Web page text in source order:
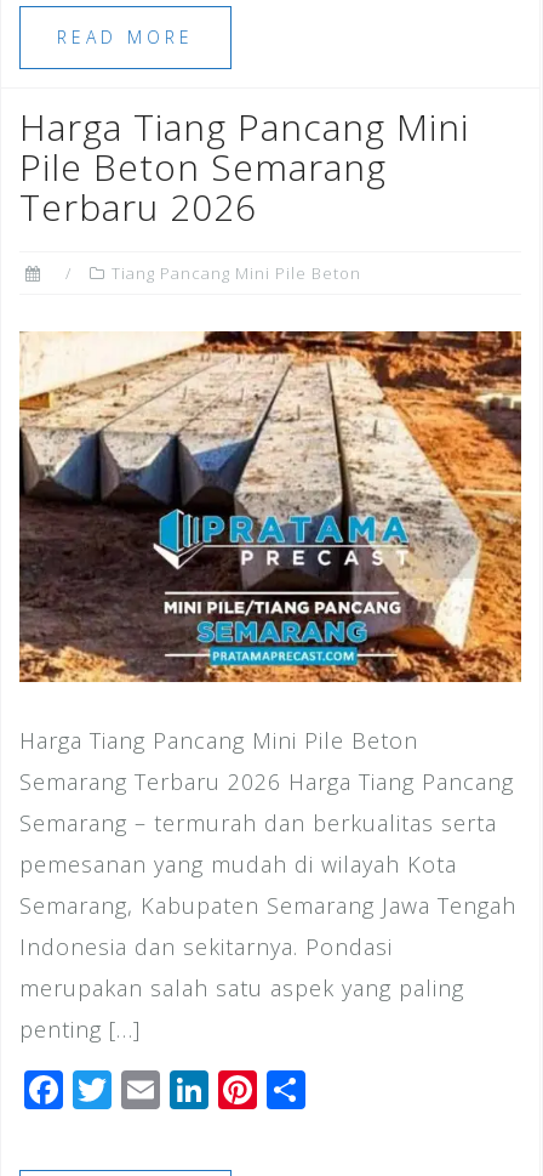
e
b
o
o
k
e
r
l
dI
n st
READ MORE
Harga Tiang Pancang Mini
Pile Beton Semarang
Terbaru 2026
Tiang Pancang Mini Pile Beton
Harga Tiang Pancang Mini Pile Beton
Semarang Terbaru 2026 Harga Tiang Pancang
Semarang – termurah dan berkualitas serta
pemesanan yang mudah di wilayah Kota
Semarang, Kabupaten Semarang Jawa Tengah
Indonesia dan sekitarnya. Pondasi
merupakan salah satu aspek yang paling
penting […]
F T E Li Pi